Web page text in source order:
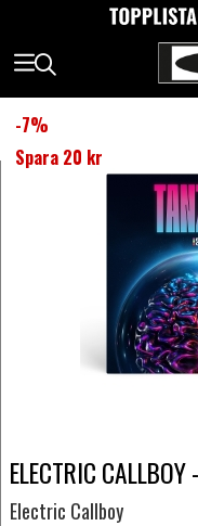
-7%
Spara 20 kr
ELECTRIC
Electric Callboy